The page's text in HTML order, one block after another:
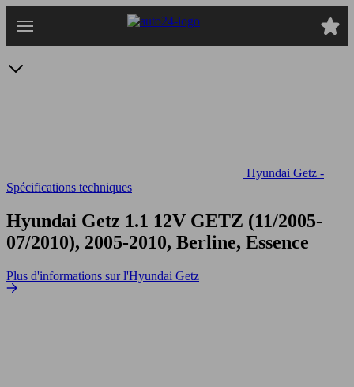
au
Hyundai Getz -
Spécifications techniques
Hyundai Getz 1.1 12V GETZ (11/2005-
07/2010), 2005-2010, Berline, Essence
Plus d'informations sur l'Hyundai Getz